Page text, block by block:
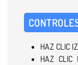
HAZ CLIC
HAZ